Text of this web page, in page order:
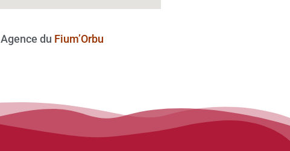
Agence du Fium’Orbu